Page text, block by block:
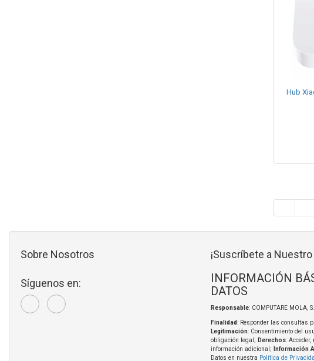
Hub
Sobre Nosotros
Síguenos en:
¡Suscríbete a
INFORMACIÓN
DATOS
Responsable: COMPUTARE MOLA,
Finalidad: Responder las consultas
Legitimación: Consentimiento del
obligación legal; Derechos:
información adicional;
Información
Datos en nuestra Política de